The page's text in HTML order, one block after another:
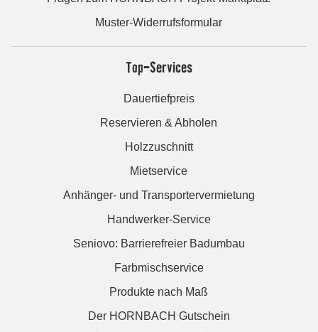
Muster-Widerrufsformular
Top-Services
Dauertiefpreis
Reservieren & Abholen
Holzzuschnitt
Mietservice
Anhänger- und Transportervermietung
Handwerker-Service
Seniovo: Barrierefreier Badumbau
Farbmischservice
Produkte nach Maß
Der HORNBACH Gutschein